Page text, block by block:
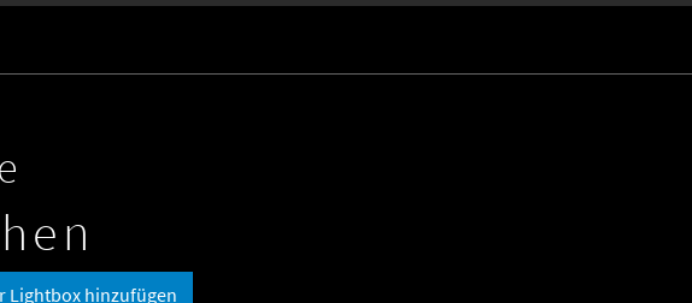
Lightbox hinzufügen